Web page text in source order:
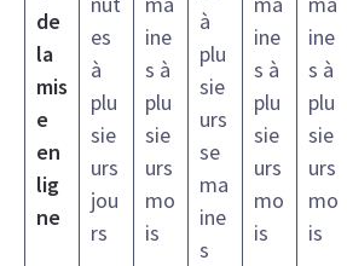
de
la
mis
e
en
lig
ne
es
à
plu
sie
urs
jou
rs
ine
s à
plu
sie
urs
mo
is
à
plu
sie
urs
se
ma
ine
s
ine
s à
plu
sie
urs
mo
is
ine
s à
plu
sie
urs
mo
is